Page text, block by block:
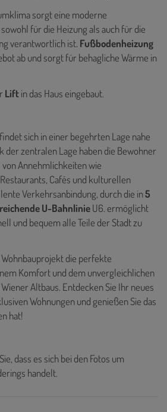
sorgt eine moderne
sowohl für die Heizung als auch für die
verantwortlich ist. Fußbodenheizung
ab und sorgt für behagliche Wärme in
Liftin das Haus eingebaut.
sich in einer begehrten Lage nahe
der zentralen Lage haben die Bewohner
von Annehmlichkeiten wie
Cafés und kulturellen
Verkehrsanbindung, durch die in5
U-BahnlinieU6. ermöglicht
und bequem alle Teile der Stadt zu
die perfekte
Komfort und dem unvergleichlichen
Altbaus. Entdecken Sie Ihr neues
Wohnungen und genießen Sie das
hat!
dass es sich bei den Fotos um
handelt.